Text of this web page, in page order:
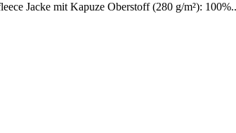
Jacke mit Kapuze Oberstoff (280 g/m²):